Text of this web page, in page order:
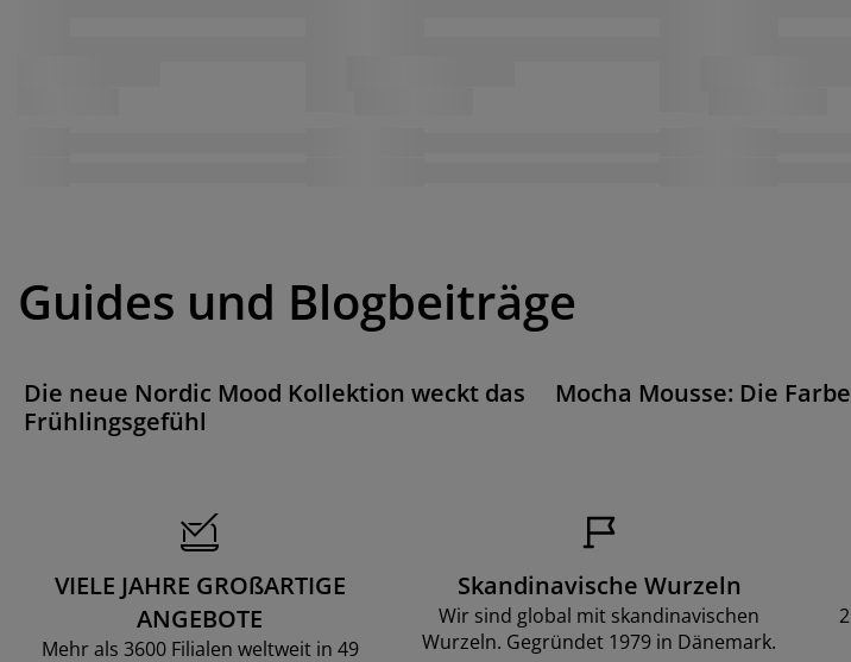
Guides und Blogbeiträge
Die neue Nordic Mood Kollektion weckt das
Frühlingsgefühl
Mocha Mousse: Die
VIELE JAHRE GROßARTIGE
ANGEBOTE
Mehr als 3600 Filialen weltweit in 49
Skandinavische Wurzeln
Wir sind global mit skandinavischen
Wurzeln. Gegründet 1979 in Dänemark.